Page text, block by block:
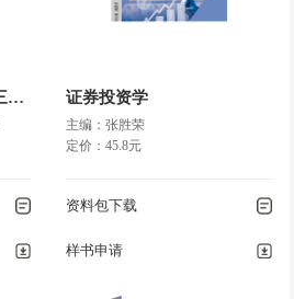
财务管理学 (安徽省“十三五”国家规划教材) 证券投资学
主编：张胜荣
定价：45.8元
资料包下载
样书申请